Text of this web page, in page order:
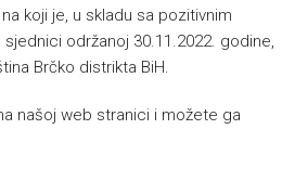
koji je, u skladu sa pozitivnim
održanoj 30.11.2022. godine,
Brčko distrikta BiH.
našoj web stranici i možete ga